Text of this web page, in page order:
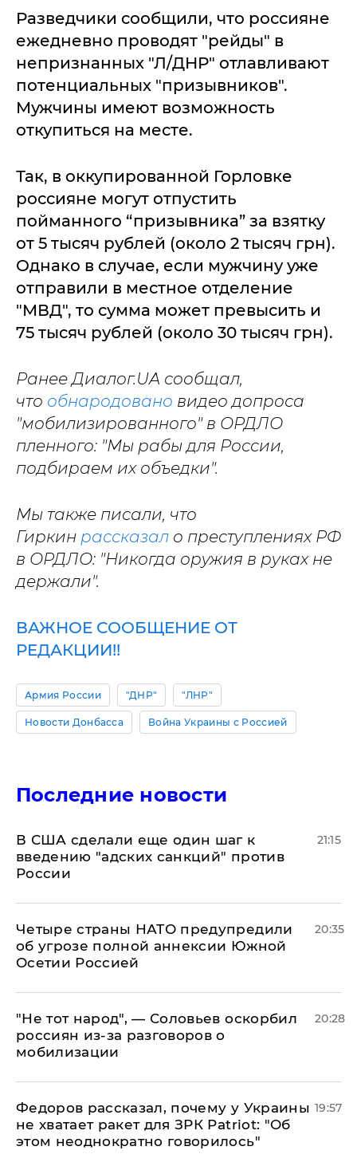
Разведчики сообщили, что россияне
ежедневно проводят "рейды" в
непризнанных "Л/ДНР" отлавливают
потенциальных "призывников".
Мужчины имеют возможность
откупиться на месте.
Так, в оккупированной Горловке
россияне могут отпустить
пойманного “призывника” за взятку
от 5 тысяч рублей (около 2 тысяч грн).
Однако в случае, если мужчину уже
отправили в местное отделение
"МВД", то сумма может превысить и
75 тысяч рублей (около 30 тысяч грн).
Ранее Диалог.UA сообщал,
что обнародовано видео допроса
"мобилизированного" в ОРДЛО
пленного: "Мы рабы для России,
подбираем их объедки".
Мы также писали, что
Гиркин рассказал о преступлениях РФ
в ОРДЛО: "Никогда оружия в руках не
держали".
ВАЖНОЕ СООБЩЕНИЕ ОТ
РЕДАКЦИИ!!
Армия России "ДНР" "ЛНР"
Новости Донбасса Война Украины с Россией
Последние новости
В США сделали еще один шаг к
введению "адских санкций" против
России
21:15
Четыре страны НАТО предупредили
об угрозе полной аннексии Южной
Осетии Россией
20:35
​"Не тот народ", — Соловьев оскорбил
россиян из-за разговоров о
мобилизации
20:28
Федоров рассказал, почему у Украины
не хватает ракет для ЗРК Patriot: "Об
этом неоднократно говорилось"
19:57